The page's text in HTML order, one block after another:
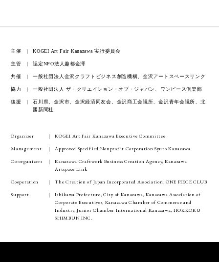
主催 KOGEI Art Fair Kanazawa 実行委員会
主管 認定NPO法人趣都金澤
共催 一般社団法人金沢クラフトビジネス創造機構、金沢アートスペースリンク
協力 一般社団法人 ザ・クリエイション・オブ・ジャパン、ワンピース倶楽部
後援
石川県、金沢市、金沢経済同友会、金沢商工会議所、金沢青年会議所、北
國新聞社
Organizer
KOGEI Art Fair Kanazawa Executive Committee
Management
Approved Specified Nonprofit Corporation Syuto Kanazawa
Co-organizers
Kanazawa Craftwork Business Creation Agency, Kanazawa
Artspace Link
Cooperation
The Creation of Japan Incorporated Association, ONE PIECE CLUB
Support
Ishikawa Prefecture, City of Kanazawa, Kanazawa Association of
Corporate Executives, Kanazawa Chamber of Commerce and
Industry, Junior Chamber International Kanazawa, HOKKOKU
SHIMBUN INC.